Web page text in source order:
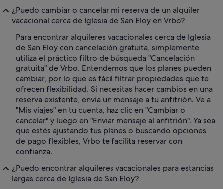
¿Puedo cambiar o cancelar mi reserva de un alquiler
vacacional cerca de Iglesia de San Eloy en Vrbo?
Para encontrar alquileres vacacionales cerca de Iglesia
de San Eloy con cancelación gratuita, simplemente
utiliza el práctico filtro de búsqueda "Cancelación
gratuita" de Vrbo. Entendemos que los planes pueden
cambiar, por lo que es fácil filtrar propiedades que te
ofrecen flexibilidad. Si necesitas hacer cambios en una
reserva existente, envía un mensaje a tu anfitrión. Ve a
"Mis viajes" en tu cuenta, haz clic en "Cambiar o
cancelar" y luego en "Enviar mensaje al anfitrión". Ya sea
que estés ajustando tus planes o buscando opciones
de pago flexibles, Vrbo te facilita reservar con
confianza.
¿Puedo encontrar alquileres vacacionales para estancias
largas cerca de Iglesia de San Eloy?